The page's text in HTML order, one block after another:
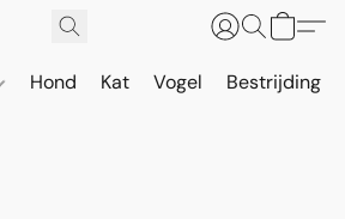
Hond Kat Vogel Bestrijding